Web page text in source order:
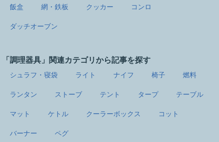
飯盒
網・鉄板 クッカー
コンロ
ダッチオーブン
「調理器具」関連カテゴリから記事を探す
シュラフ・寝袋 ライト ナイフ 椅子
燃料
ランタン
ストーブ テント タープ
テーブル
マット
ケトル クーラーボックス
コット
バーナー
ペグ